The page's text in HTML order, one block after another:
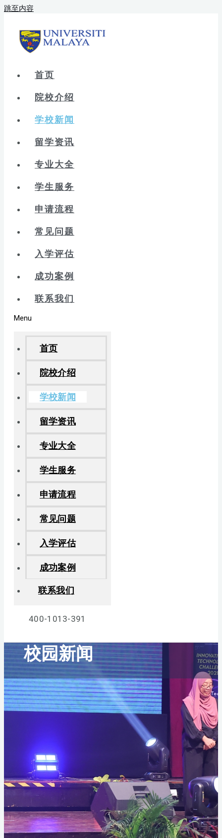
跳至内容
首页
院校介绍
学校新闻
留学资讯
专业大全
学生服务
申请流程
常见问题
入学评估
成功案例
联系我们
Menu
首页
院校介绍
学校新闻
留学资讯
专业大全
学生服务
申请流程
常见问题
入学评估
成功案例
联系我们
400-1013-391
校园新闻